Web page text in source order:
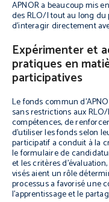
APNOR a beaucoup mis
des RLO/I tout au long du
d’interagir directement
Expérimenter et
pratiques en
participatives
Le fonds commun
sans restrictions aux
compétences, de
d’utiliser les fonds selon
participatif a conduit à la
le formulaire de
et les critères
visés aient un rôle
processus a favorisé une
l’apprentissage et le